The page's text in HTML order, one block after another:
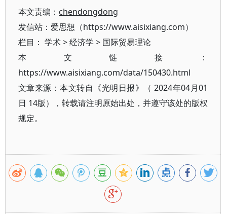
本文责编： chendongdong
发信站：爱思想（https://www.aisixiang.com）
栏目： 学术>经济学 > 国际贸易理论
本文链接：
https://www.aisixiang.com/data/150430.html
文章来源：本文转自《光明日报》（ 2024年04月01
日 14版），转载请注明原始出处，并遵守该处的版权
规定。